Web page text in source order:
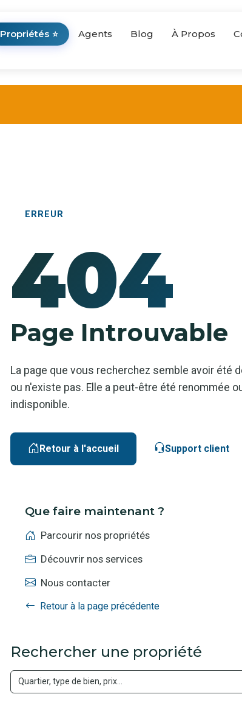
Propriétés ⭐ Agents Blog À Propos
ERREUR
404
Page Introuvable
La page que vous recherchez semble avoir été
ou n'existe pas. Elle a peut-être été renommée
indisponible.
Retour à l'accueil Support client
Que faire maintenant ?
Parcourir nos propriétés
Découvrir nos services
Nous contacter
Retour à la page précédente
Rechercher une propriété